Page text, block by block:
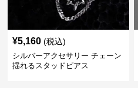
¥5,160 (税込)
シルバーアクセサリー チェーン
揺れるスタッドピアス